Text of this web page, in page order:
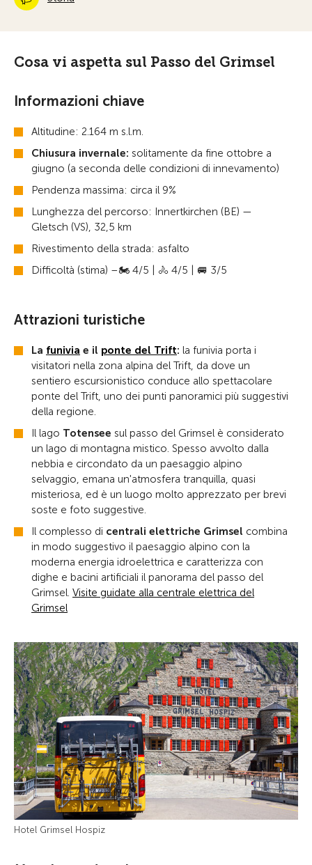
Cosa vi aspetta sul Passo del Grimsel
Informazioni chiave
Altitudine: 2.164 m s.l.m.
Chiusura invernale: solitamente da fine ottobre a
giugno (a seconda delle condizioni di innevamento)
Pendenza massima: circa il 9%
Lunghezza del percorso: Innertkirchen (BE) —
Gletsch (VS), 32,5 km
Rivestimento della strada: asfalto
Difficoltà (stima) –🏍️ 4/5 | 🚴 4/5 | 🚐 3/5
Attrazioni turistiche
La funivia e il ponte del Trift: la funivia porta i
visitatori nella zona alpina del Trift, da dove un
sentiero escursionistico conduce allo spettacolare
ponte del Trift, uno dei punti panoramici più suggestivi
della regione.
Il lago Totensee sul passo del Grimsel è considerato
un lago di montagna mistico. Spesso avvolto dalla
nebbia e circondato da un paesaggio alpino
selvaggio, emana un'atmosfera tranquilla, quasi
misteriosa, ed è un luogo molto apprezzato per brevi
soste e foto suggestive.
Il complesso di centrali elettriche Grimsel combina
in modo suggestivo il paesaggio alpino con la
moderna energia idroelettrica e caratterizza con
dighe e bacini artificiali il panorama del passo del
Grimsel. Visite guidate alla centrale elettrica del
Grimsel
Hotel Grimsel Hospiz